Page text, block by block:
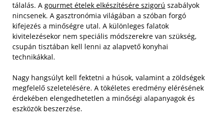
tálalás. A gourmet ételek elkészítésére szigorú szabályok
nincsenek. A gasztronómia világában a szóban forgó
kifejezés a minőségre utal. A különleges falatok
kivitelezésekor nem speciális módszerekre van szükség,
csupán tisztában kell lenni az alapvető konyhai
technikákkal.
Nagy hangsúlyt kell fektetni a húsok, valamint a zöldségek
megfelelő szeletelésére. A tökéletes eredmény elérésének
érdekében elengedhetetlen a minőségi alapanyagok és
eszközök beszerzése.